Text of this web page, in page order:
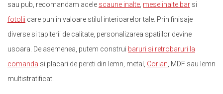
sau pub, recomandam acele scaune inalte, mese inalte bar si
fotolii care pun in valoare stilul interioarelor tale. Prin finisaje
diverse si tapiterii de calitate, personalizarea spatiilor devine
usoara. De asemenea, putem construi baruri si retrobaruri la
comanda si placari de pereti din lemn, metal, Corian, MDF sau lemn
multistratificat.